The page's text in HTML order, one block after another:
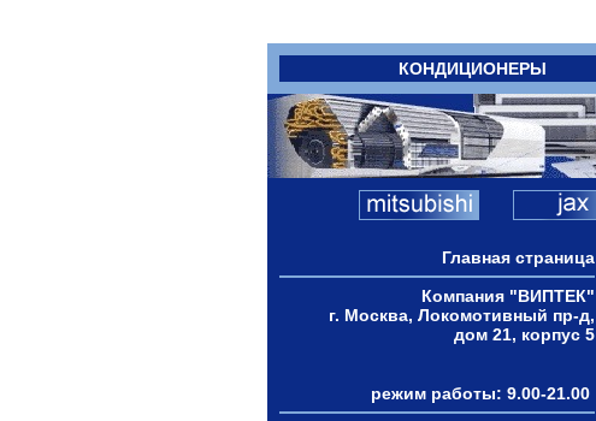
КОНДИЦИОНЕРЫ
Главная страница
Компания "ВИПТЕК"
г. Москва, Локомотивный пр-д,
дом 21, корпус 5
режим работы: 9.00-21.00